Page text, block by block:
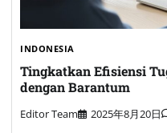
INDONESIA
Tingkatkan Efisiensi
dengan Barantum
Editor Team 2025年8月20日